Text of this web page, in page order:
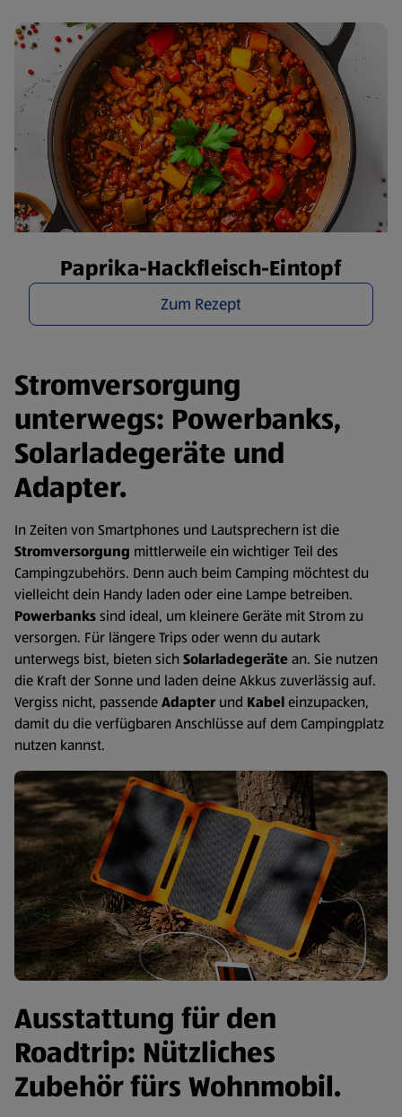
Paprika-Hackfleisch-Eintopf
Zum Rezept
Stromversorgung
unterwegs: Powerbanks,
Solarladegeräte und
Adapter.
In Zeiten von Smartphones und Lautsprechern ist die
Stromversorgung mittlerweile ein wichtiger Teil des
Campingzubehörs. Denn auch beim Camping möchtest du
vielleicht dein Handy laden oder eine Lampe betreiben.
Powerbankssind ideal, um kleinere Geräte mit Strom zu
versorgen. Für längere Trips oder wenn du autark
unterwegs bist, bieten sich Solarladegerätean. Sie nutzen
die Kraft der Sonne und laden deine Akkus zuverlässig auf.
Vergiss nicht, passendeAdapter und Kabeleinzupacken,
damit du die verfügbaren Anschlüsse auf dem Campingplatz
nutzen kannst.
Ausstattung für den
Roadtrip: Nützliches
Zubehör fürs Wohnmobil.